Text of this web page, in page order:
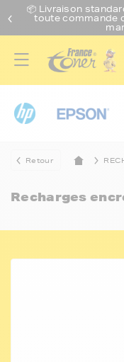
📦 Livraison
toute commande
Retour
Recharges